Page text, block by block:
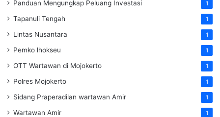
Panduan Mengungkap Peluang Investasi 1
Tapanuli Tengah 1
Lintas Nusantara 1
Pemko lhokseu 1
OTT Wartawan di Mojokerto 1
Polres Mojokerto 1
Sidang Praperadilan wartawan Amir 1
Wartawan Amir 1